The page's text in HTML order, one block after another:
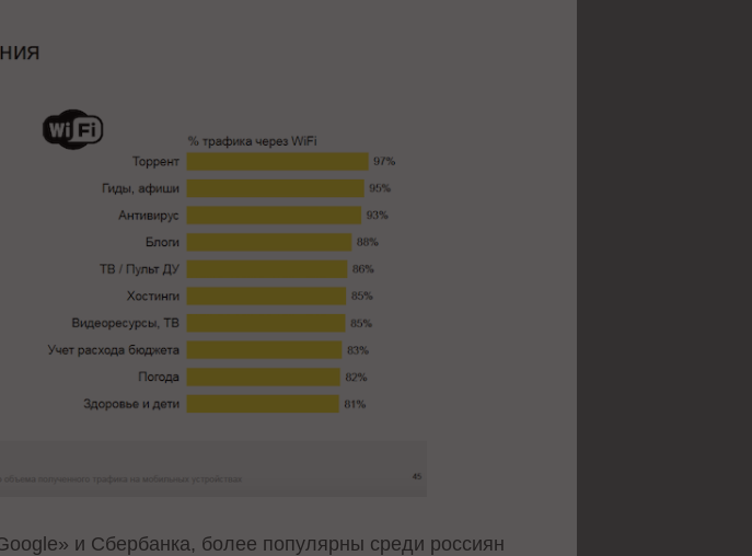
и Сбербанка, более популярны среди россиян